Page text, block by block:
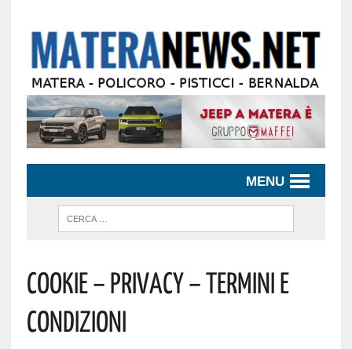
MENU
Cookie – Privacy – Termini E
Condizioni